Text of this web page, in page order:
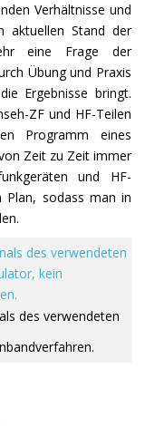
Verhältnisse und
aktuellen Stand der
eine Frage der
Übung und Praxis
Ergebnisse bringt.
ZF und HF-Teilen
Programm eines
Zeit zu Zeit immer
und HF-
Plan, sodass man in
des verwendeten